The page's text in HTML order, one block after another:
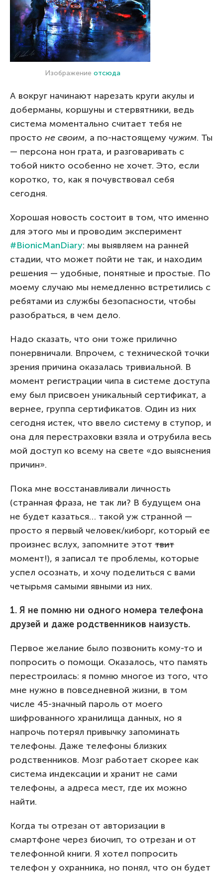
Изображение отсюда
А вокруг начинают нарезать круги акулы и
доберманы, коршуны и стервятники, ведь
система моментально считает тебя не
просто не своим, а по-настоящему чужим. Ты
— персона нон грата, и разговаривать с
тобой никто особенно не хочет. Это, если
коротко, то, как я почувствовал себя
сегодня.
Хорошая новость состоит в том, что именно
для этого мы и проводим эксперимент
#BionicManDiary: мы выявляем на ранней
стадии, что может пойти не так, и находим
решения — удобные, понятные и простые. По
моему случаю мы немедленно встретились с
ребятами из службы безопасности, чтобы
разобраться, в чем дело.
Надо сказать, что они тоже прилично
понервничали. Впрочем, с технической точки
зрения причина оказалась тривиальной. В
момент регистрации чипа в системе доступа
ему был присвоен уникальный сертификат, а
вернее, группа сертификатов. Один из них
сегодня истек, что ввело систему в ступор, и
она для перестраховки взяла и отрубила весь
мой доступ ко всему на свете «до выяснения
причин».
Пока мне восстанавливали личность
(странная фраза, не так ли? В будущем она
не будет казаться… такой уж странной —
просто я первый человек/киборг, который ее
произнес вслух, запомните этот твит
момент!), я записал те проблемы, которые
успел осознать, и хочу поделиться с вами
четырьмя самыми явными из них.
1. Я не помню ни одного номера телефона
друзей и даже родственников наизусть.
Первое желание было позвонить кому-то и
попросить о помощи. Оказалось, что память
перестроилась: я помню многое из того, что
мне нужно в повседневной жизни, в том
числе 45-значный пароль от моего
шифрованного хранилища данных, но я
напрочь потерял привычку запоминать
телефоны. Даже телефоны близких
родственников. Мозг работает скорее как
система индексации и хранит не сами
телефоны, а адреса мест, где их можно
найти.
Когда ты отрезан от авторизации в
смартфоне через биочип, то отрезан и от
телефонной книги. Я хотел попросить
телефон у охранника, но понял, что он будет